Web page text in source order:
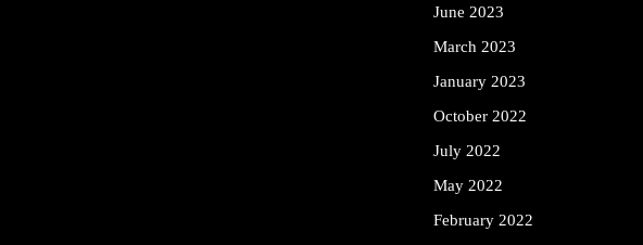
June 2023
March 2023
January 2023
October 2022
July 2022
May 2022
February 2022